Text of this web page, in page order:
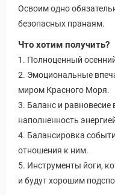
Освоим одно
безопасных пранаям.
Что хотим получить?
1. Полноценный
2. Эмоциональные
миром Красного Моря.
3. Баланс и равновесие
наполненность
4. Балансировка
отношения к ним.
5. Инструменты йоги,
и будут хорошим